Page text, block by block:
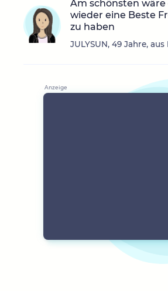
Am schönsten wäre
wieder eine Beste
zu haben
JULYSUN, 49 Jahre,